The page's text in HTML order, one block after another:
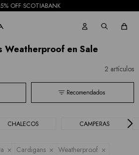
OFF SCOTIABANK
Weatherproof en Sale
2 artículos
Recomendados
CHALECOS CAMPERAS
Cardigans Weatherproof